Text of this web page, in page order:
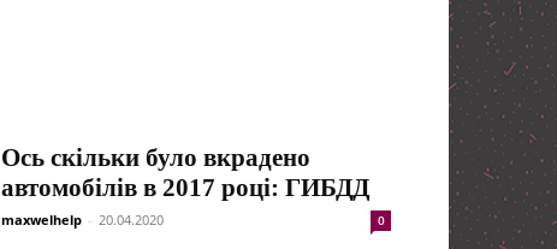
Ось скільки було вкрадено
автомобілів в 2017 році: ГИБДД
maxwelhelp - 20.04.2020 0